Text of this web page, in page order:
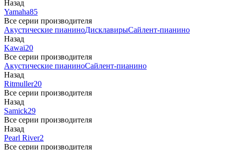
Назад
Yamaha85
Все серии производителя
Акустические пианиноДисклавирыСайлент-пианино
Назад
Kawai20
Все серии производителя
Акустические пианиноСайлент-пианино
Назад
Ritmuller20
Все серии производителя
Назад
Samick29
Все серии производителя
Назад
Pearl River2
Все серии производителя